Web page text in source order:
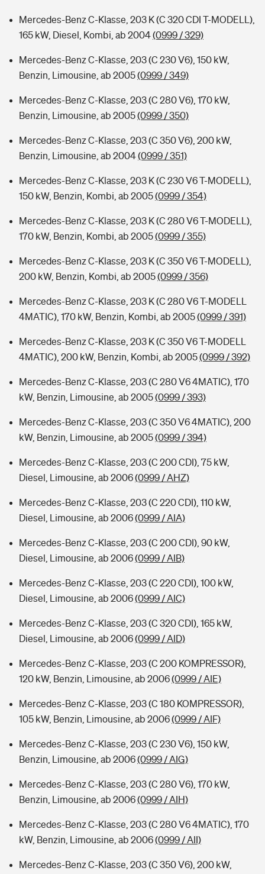
Mercedes-Benz C-Klasse, 203 K (C 320 CDI T-MODELL),
165 kW, Diesel, Kombi, ab 2004(0999 / 329)
Mercedes-Benz C-Klasse, 203 (C 230 V6), 150 kW,
Benzin, Limousine, ab 2005(0999 / 349)
Mercedes-Benz C-Klasse, 203 (C 280 V6), 170 kW,
Benzin, Limousine, ab 2005(0999 / 350)
Mercedes-Benz C-Klasse, 203 (C 350 V6), 200 kW,
Benzin, Limousine, ab 2004(0999 / 351)
Mercedes-Benz C-Klasse, 203 K (C 230 V6 T-MODELL),
150 kW, Benzin, Kombi, ab 2005(0999 / 354)
Mercedes-Benz C-Klasse, 203 K (C 280 V6 T-MODELL),
170 kW, Benzin, Kombi, ab 2005(0999 / 355)
Mercedes-Benz C-Klasse, 203 K (C 350 V6 T-MODELL),
200 kW, Benzin, Kombi, ab 2005(0999 / 356)
Mercedes-Benz C-Klasse, 203 K (C 280 V6 T-MODELL
4MATIC), 170 kW, Benzin, Kombi, ab 2005(0999 / 391)
Mercedes-Benz C-Klasse, 203 K (C 350 V6 T-MODELL
4MATIC), 200 kW, Benzin, Kombi, ab 2005(0999 / 392)
Mercedes-Benz C-Klasse, 203 (C 280 V6 4MATIC), 170
kW, Benzin, Limousine, ab 2005(0999 / 393)
Mercedes-Benz C-Klasse, 203 (C 350 V6 4MATIC), 200
kW, Benzin, Limousine, ab 2005(0999 / 394)
Mercedes-Benz C-Klasse, 203 (C 200 CDI), 75 kW,
Diesel, Limousine, ab 2006(0999 / AHZ)
Mercedes-Benz C-Klasse, 203 (C 220 CDI), 110 kW,
Diesel, Limousine, ab 2006(0999 / AIA)
Mercedes-Benz C-Klasse, 203 (C 200 CDI), 90 kW,
Diesel, Limousine, ab 2006(0999 / AIB)
Mercedes-Benz C-Klasse, 203 (C 220 CDI), 100 kW,
Diesel, Limousine, ab 2006(0999 / AIC)
Mercedes-Benz C-Klasse, 203 (C 320 CDI), 165 kW,
Diesel, Limousine, ab 2006(0999 / AID)
Mercedes-Benz C-Klasse, 203 (C 200 KOMPRESSOR),
120 kW, Benzin, Limousine, ab 2006(0999 / AIE)
Mercedes-Benz C-Klasse, 203 (C 180 KOMPRESSOR),
105 kW, Benzin, Limousine, ab 2006(0999 / AIF)
Mercedes-Benz C-Klasse, 203 (C 230 V6), 150 kW,
Benzin, Limousine, ab 2006(0999 / AIG)
Mercedes-Benz C-Klasse, 203 (C 280 V6), 170 kW,
Benzin, Limousine, ab 2006(0999 / AIH)
Mercedes-Benz C-Klasse, 203 (C 280 V6 4MATIC), 170
kW, Benzin, Limousine, ab 2006(0999 / AII)
Mercedes-Benz C-Klasse, 203 (C 350 V6), 200 kW,